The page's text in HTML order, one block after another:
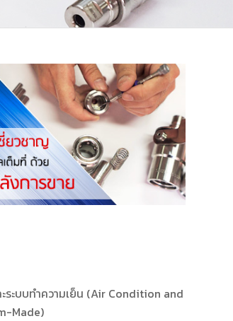
ระบบทำความเย็น (Air Condition and
Made)